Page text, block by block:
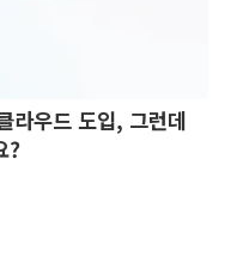
우드 도입, 그런데
?